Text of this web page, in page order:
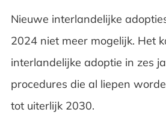
Nieuwe interlandelijke
2024 niet meer mogelijk. Het
interlandelijke adoptie in zes
procedures die al liepen
tot uiterlijk 2030.